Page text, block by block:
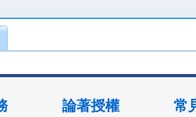
論著授權 常